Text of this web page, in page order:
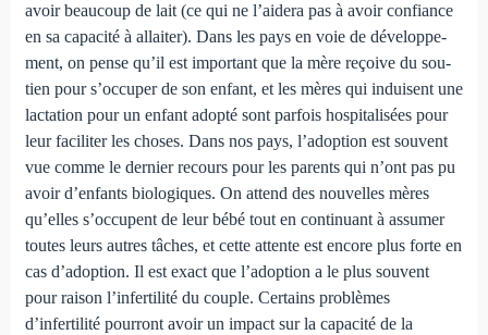
avoir beaucoup de lait (ce qui ne l’aidera pas à avoir confiance
en sa capacité à allaiter). Dans les pays en voie de développe­
ment, on pense qu’il est important que la mère reçoive du sou­
tien pour s’occuper de son enfant, et les mères qui induisent une
lactation pour un enfant adopté sont parfois hospitalisées pour
leur faciliter les choses. Dans nos pays, l’adoption est souvent
vue comme le dernier recours pour les parents qui n’ont pas pu
avoir d’enfants biologiques. On at­tend des nouvelles mères
qu’elles s’occupent de leur bébé tout en continuant à assumer
toutes leurs autres tâches, et cette attente est encore plus forte en
cas d’adoption. Il est exact que l’adoption a le plus souvent
pour raison l’infertilité du couple. Certains problèmes
d’infertilité pourront avoir un impact sur la capacité de la